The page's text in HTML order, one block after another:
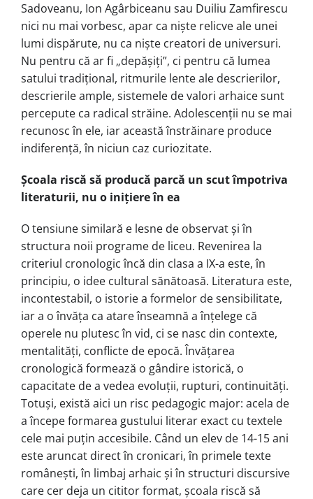
Sadoveanu, Ion Agârbiceanu sau Duiliu Zamfirescu
nici nu mai vorbesc, apar ca niște relicve ale unei
lumi dispărute, nu ca niște creatori de universuri.
Nu pentru că ar fi „depășiți”, ci pentru că lumea
satului tradițional, ritmurile lente ale descrierilor,
descrierile ample, sistemele de valori arhaice sunt
percepute ca radical străine. Adolescenții nu se mai
recunosc în ele, iar această înstrăinare produce
indiferență, în niciun caz curiozitate.
Școala riscă să producă parcă un scut împotriva
literaturii, nu o inițiere în ea
O tensiune similară e lesne de observat și în
structura noii programe de liceu. Revenirea la
criteriul cronologic încă din clasa a IX-a este, în
principiu, o idee cultural sănătoasă. Literatura este,
incontestabil, o istorie a formelor de sensibilitate,
iar a o învăța ca atare înseamnă a înțelege că
operele nu plutesc în vid, ci se nasc din contexte,
mentalități, conflicte de epocă. Învățarea
cronologică formează o gândire istorică, o
capacitate de a vedea evoluții, rupturi, continuități.
Totuși, există aici un risc pedagogic major: acela de
a începe formarea gustului literar exact cu textele
cele mai puțin accesibile. Când un elev de 14-15 ani
este aruncat direct în cronicari, în primele texte
românești, în limbaj arhaic și în structuri discursive
care cer deja un cititor format, școala riscă să